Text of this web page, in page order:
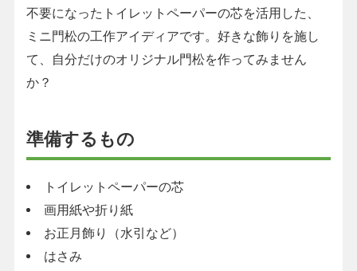
不要になったトイレットペーパーの芯を活用した、
ミニ門松の工作アイディアです。好きな飾りを施し
て、自分だけのオリジナル門松を作ってみません
か？
準備するもの
トイレットペーパーの芯
画用紙や折り紙
お正月飾り（水引など）
はさみ